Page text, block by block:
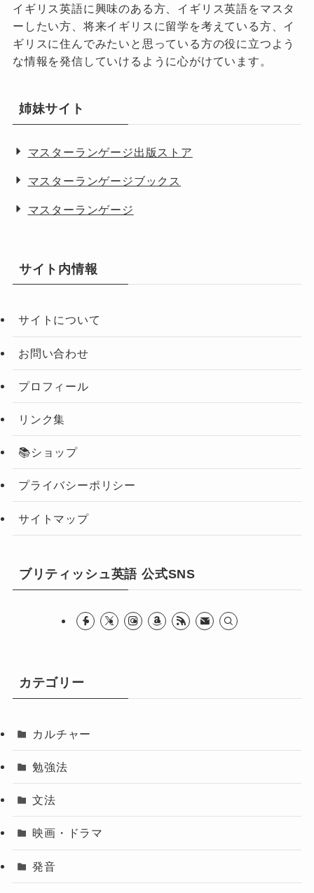
イギリス英語に興味のある方、イギリス英語をマスタ
ーしたい方、将来イギリスに留学を考えている方、イ
ギリスに住んでみたいと思っている方の役に立つよう
な情報を発信していけるように心がけています。
姉妹サイト
マスターランゲージ出版ストア
マスターランゲージブックス
マスターランゲージ
サイト内情報
サイトについて
お問い合わせ
プロフィール
リンク集
📚ショップ
プライバシーポリシー
サイトマップ
ブリティッシュ英語 公式SNS
カテゴリー
カルチャー
勉強法
文法
映画・ドラマ
発音